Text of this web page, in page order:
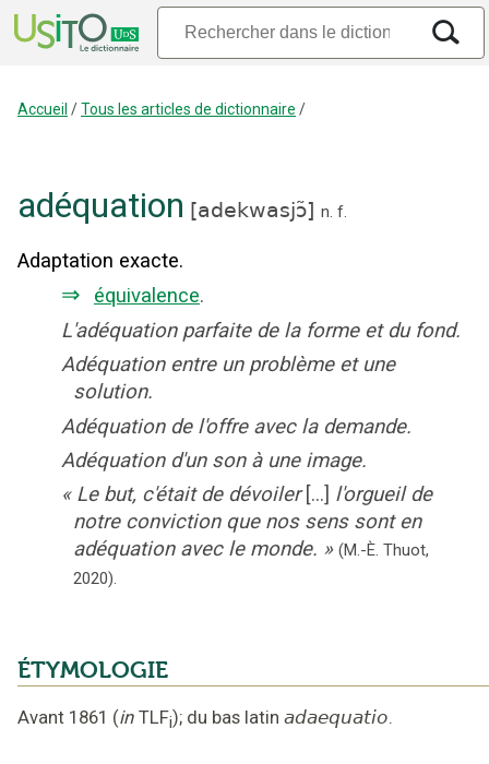
Accueil /Tous les articles de dictionnaire /
adéquation [adekwasjɔ̃] n. f.
Adaptation exacte.
⇒ équivalence.
L'adéquation parfaite de la forme et du fond.
Adéquation entre un problème et une
solution.
Adéquation de l'offre avec la demande.
Adéquation d'un son à une image.
« Le but, c'était de dévoiler [...] l'orgueil de
notre conviction que nos sens sont en
adéquation avec le monde. » (M.-È. Thuot,
2020).
ÉTYMOLOGIE
Avant 1861 (in TLFi); du bas latin adaequatio.